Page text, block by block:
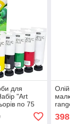
для
"Art
по 75
398